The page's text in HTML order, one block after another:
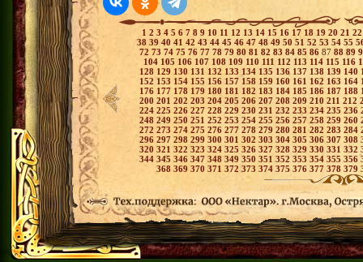
1 2 3 4 5 6 7 8 9 10 11 12 13 14 15 16 17 18 19 20 21
38 39 40 41 42 4344 45 46 47 48 49 50 51 52 53 54 55
72 73 74 75 76 77 78 79 80 81 82 83 84 85 86 87 88 89
104 105 106 107 108 109 110 111 112 113 114 115 116
128 129 130 131 132 133 134 135 136 137 138 139 140
152 153 154 155 156 157 158 159 160 161 162 163 164
176 177 178 179 180 181 182 183 184 185 186 187 188
200 201 202 203 204 205 206 207 208 209 210 211 212
224 225 226 227 228 229 230 231 232 233 234 235 236
248 249 250 251 252 253 254 255 256 257 258 259 260
272 273 274 275 276 277 278 279 280 281282 283 284
296 297 298 299 300 301 302 303 304 305 306 307 308
320 321 322 323 324 325 326 327 328 329 330 331 332
344 345 346 347 348 349 350 351 352 353 354 355 356
368 369 370 371 372 373 374 375 376 377 378 379